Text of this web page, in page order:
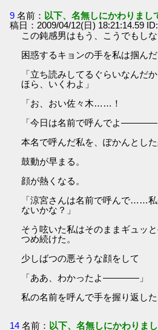
9 名前： 以下、名無しにかわりまし
稿日：2009/04/12(日) 18:21:14.59
この鈍感男はもう、こうでもしな
困惑するキョンの手を私は掴んだ
「立ち読みしてるぐらいなんだ
ほら、いくわよ」
「お、おい佐々木……！
「今日は名前で呼んでよ――――
本名で呼んだ私を、ぽかんとした
鼓動が早まる。
顔が熱くなる。
「涼宮さんは名前で呼んで……
ないかな？」
そう呟いた私はそのままギュッ
つめ続けた。
少しばつの悪そうな顔をして
「ああ、わかったよ――――」
私の名前を呼んで手を握り返した
14 名前： 以下、名無しにかわりま